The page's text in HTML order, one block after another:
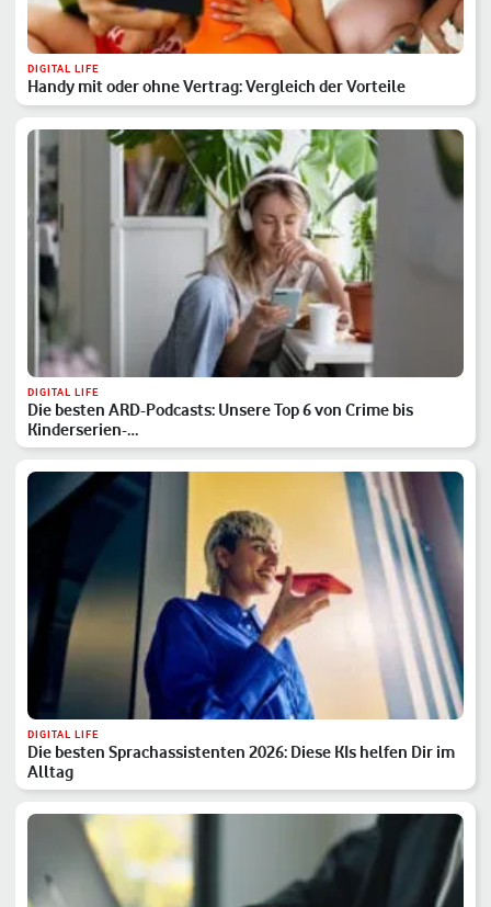
DIGITAL LIFE
Handy mit oder ohne Vertrag: Vergleich der Vorteile
DIGITAL LIFE
Die besten ARD-Podcasts: Unsere Top 6 von Crime bis
Kinderserien-…
DIGITAL LIFE
Die besten Sprachassistenten 2026: Diese KIs helfen Dir im
Alltag